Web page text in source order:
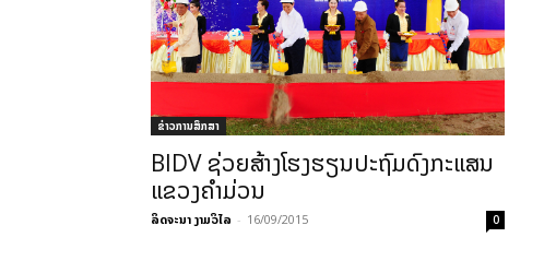
ຂ່າວການສຶກສາ
BIDV ຊ່ວຍສ້າງໂຮງຮຽນປະຖົມດົງກະແສນ
ແຂວງຄຳມ່ວນ
ລິດຈະນາ ງາມວິໄລ - 16/09/2015 0